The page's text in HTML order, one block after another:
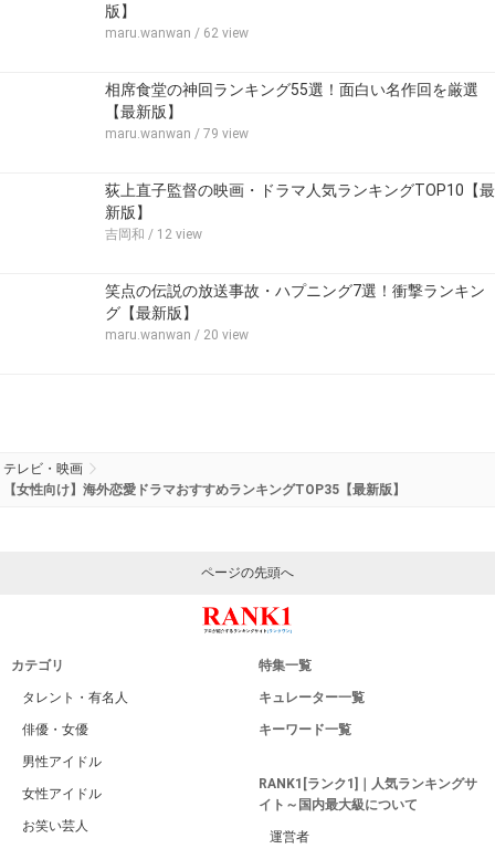
版】
maru.wanwan / 62 view
相席食堂の神回ランキング55選！面白い名作回を厳選
【最新版】
maru.wanwan / 79 view
荻上直子監督の映画・ドラマ人気ランキングTOP10【最
新版】
吉岡和 / 12 view
笑点の伝説の放送事故・ハプニング7選！衝撃ランキン
グ【最新版】
maru.wanwan / 20 view
テレビ・映画
【女性向け】海外恋愛ドラマおすすめランキングTOP35【最新版】
ページの先頭へ
カテゴリ
タレント・有名人
俳優・女優
男性アイドル
女性アイドル
お笑い芸人
特集一覧
キュレーター一覧
キーワード一覧
RANK1[ランク1]｜人気ランキングサ
イト～国内最大級について
運営者